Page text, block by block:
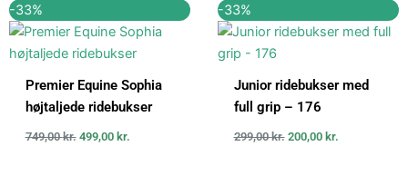
-33%
Premier Equine Sophia
højtaljede ridebukser
749,00kr.
oprindelige
pris
var:
499,00 kr.
aktuelle
pris
er:
-33%
Junior ridebukser med
full grip – 176
299,00kr.
oprindelige
pris
200,00 kr.
aktuelle
pris